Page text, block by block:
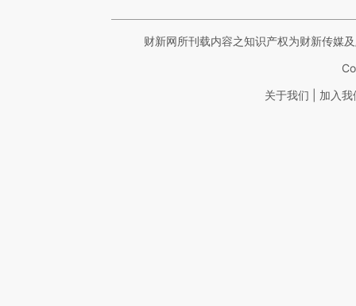
财新网所刊载内容之知识产权为财新传媒
关于我们 加入我